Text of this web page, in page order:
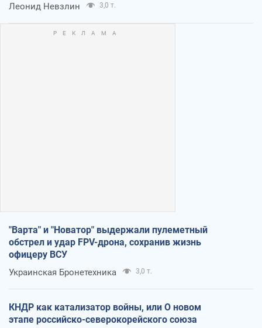
Леонид Невзлин 3,0 т.
"Варта" и "Новатор" выдержали пулеметный
обстрел и удар FPV-дрона, сохранив жизнь
офицеру ВСУ
Украинская Бронетехника 3,0 т.
КНДР как катализатор войны, или О новом
этапе российско-северокорейского союза